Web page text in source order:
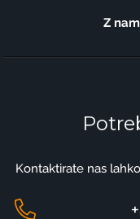
Z
Kontaktirate nas